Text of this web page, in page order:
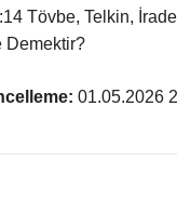
Tövbe, Telkin,
Demektir?
01.05.2026